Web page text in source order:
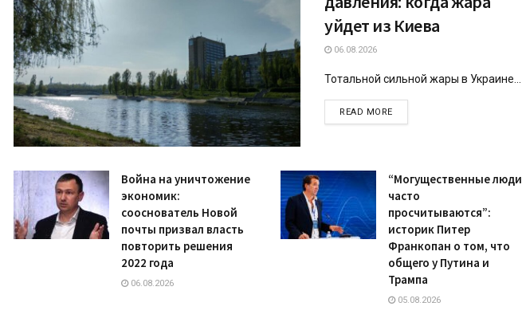
уйдет из Киева
06.08.2026
Тотальной сильной жары в Украине...
READ MOREDETAILS
Война на уничтожение
экономик:
сооснователь Новой
почты призвал власть
повторить решения
2022 года
06.08.2026
“Могущественные люди
часто
просчитываются”:
историк Питер
Франкопан о том, что
общего у Путина и
Трампа
05.08.2026